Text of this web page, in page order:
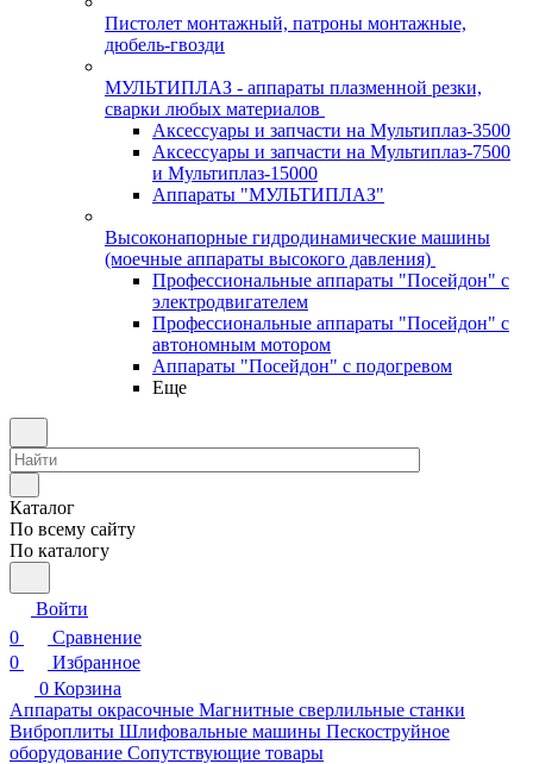
Пистолет монтажный, патроны монтажные,
дюбель-гвозди
МУЛЬТИПЛАЗ - аппараты плазменной резки,
сварки любых материалов
Аксессуары и запчасти на Мультиплаз-3500
Аксессуары и запчасти на Мультиплаз-7500
и Мультиплаз-15000
Аппараты "МУЛЬТИПЛАЗ"
Высоконапорные гидродинамические машины
(моечные аппараты высокого давления)
Профессиональные аппараты "Посейдон" с
электродвигателем
Профессиональные аппараты "Посейдон" с
автономным мотором
Аппараты "Посейдон" с подогревом
Еще
Каталог
По всему сайту
По каталогу
Войти
0
Сравнение
0
Избранное
0 Корзина
Аппараты окрасочные Магнитные сверлильные станки
Виброплиты Шлифовальные машины Пескоструйное
оборудование Сопутствующие товары